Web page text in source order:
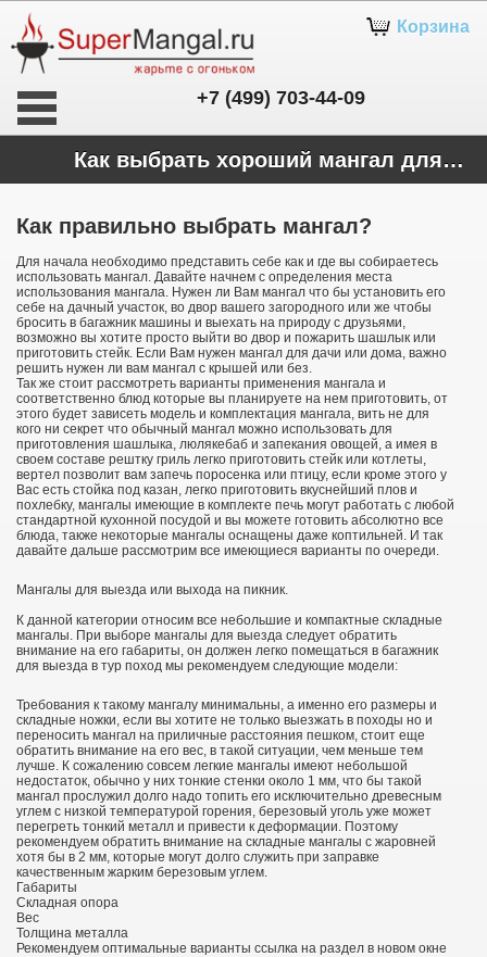
Корзина
+7 (499) 703-44-09
Как выбрать хороший мангал для себя или в подарок
Как правильно выбрать мангал?
Для начала необходимо представить себе как и где вы собираетесь
использовать мангал. Давайте начнем с определения места
использования мангала. Нужен ли Вам мангал что бы установить его
себе на дачный участок, во двор вашего загородного или же чтобы
бросить в багажник машины и выехать на природу с друзьями,
возможно вы хотите просто выйти во двор и пожарить шашлык или
приготовить стейк. Если Вам нужен мангал для дачи или дома, важно
решить нужен ли вам мангал с крышей или без.
Так же стоит рассмотреть варианты применения мангала и
соответственно блюд которые вы планируете на нем приготовить, от
этого будет зависеть модель и комплектация мангала, вить не для
кого ни секрет что обычный мангал можно использовать для
приготовления шашлыка, люлякебаб и запекания овощей, а имея в
своем составе рештку гриль легко приготовить стейк или котлеты,
вертел позволит вам запечь поросенка или птицу, если кроме этого у
Вас есть стойка под казан, легко приготовить вкуснейший плов и
похлебку, мангалы имеющие в комплекте печь могут работать с любой
стандартной кухонной посудой и вы можете готовить абсолютно все
блюда, также некоторые мангалы оснащены даже коптильней. И так
давайте дальше рассмотрим все имеющиеся варианты по очереди.
Мангалы для выезда или выхода на пикник.
К данной категории относим все небольшие и компактные складные
мангалы. При выборе мангалы для выезда следует обратить
внимание на его габариты, он должен легко помещаться в багажник
для выезда в тур поход мы рекомендуем следующие модели:
Требования к такому мангалу минимальны, а именно его размеры и
складные ножки, если вы хотите не только выезжать в походы но и
переносить мангал на приличные расстояния пешком, стоит еще
обратить внимание на его вес, в такой ситуации, чем меньше тем
лучше. К сожалению совсем легкие мангалы имеют небольшой
недостаток, обычно у них тонкие стенки около 1 мм, что бы такой
мангал прослужил долго надо топить его исключительно древесным
углем с низкой температурой горения, березовый уголь уже может
перегреть тонкий металл и привести к деформации. Поэтому
рекомендуем обратить внимание на складные мангалы с жаровней
хотя бы в 2 мм, которые могут долго служить при заправке
качественным жарким березовым углем.
Габариты
Складная опора
Вес
Толщина металла
Рекомендуем оптимальные варианты ссылка на раздел в новом окне